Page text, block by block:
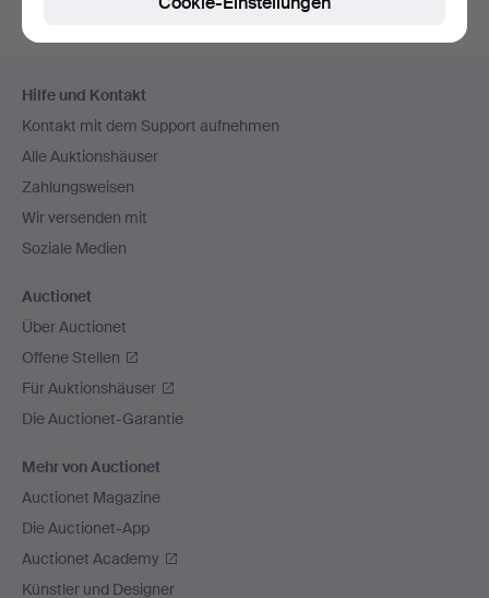
Navigation
Hilfe und Kontakt
Kontakt mit dem Support aufnehmen
Alle Auktionshäuser
Zahlungsweisen
Wir versenden mit
Soziale Medien
Auctionet
Über Auctionet
Offene Stellen
Für Auktionshäuser
Die Auctionet-Garantie
Mehr von Auctionet
Auctionet Magazine
Die Auctionet-App
Auctionet Academy
Künstler und Designer